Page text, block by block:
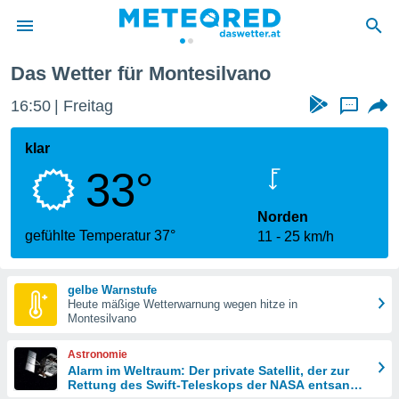
wurde
dass
sind.
diese
Das Wetter für Montesilvano
16:50 Freitag ...
klar
33°
gefühlte Temperatur 37°
Norden
11
25 km/h
gelbe Warnstufe
Heute mäßige Wetterwarnung wegen hitze in
Montesilvano
Astronomie
Alarm im Weltraum: Der private Satellit, der zur
Rettung des Swift-Teleskops der NASA entsandt